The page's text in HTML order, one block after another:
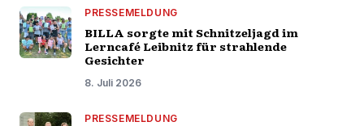
PRESSEMELDUNG
BILLA sorgte mit Schnitzeljagd im
Lerncafé Leibnitz für strahlende
Gesichter
8. Juli 2026
PRESSEMELDUNG